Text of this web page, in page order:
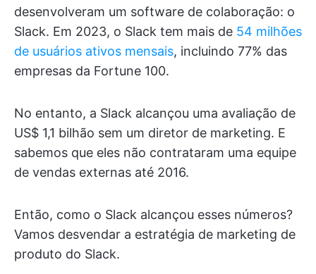
desenvolveram um software de colaboração: o
Slack. Em 2023, o Slack tem mais de 54 milhões
de usuários ativos mensais, incluindo 77% das
empresas da Fortune 100.
No entanto, a Slack alcançou uma avaliação de
US$ 1,1 bilhão sem um diretor de marketing. E
sabemos que eles não contrataram uma equipe
de vendas externas até 2016.
Então, como o Slack alcançou esses números?
Vamos desvendar a estratégia de marketing de
produto do Slack.